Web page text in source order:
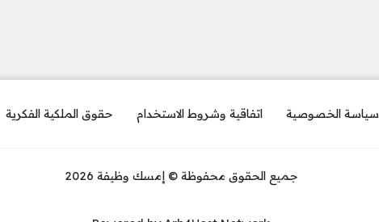
سياسة الخصوصية اتفاقية وشروط الاستخدام حقوق الملكية الفكرية
جميع الحقوق محفوظة © إمسك وظيفة 2026